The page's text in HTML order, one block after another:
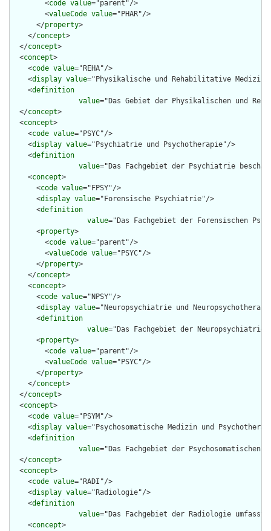
        <
code value="parent"/>
        <
valueCode value="PHAR"/>
      </
property>
    </
concept>
  </
concept>
  <
concept>
    <
code value="REHA"/>
    <
display value="Physikalische und Rehabilitative
    <
definition
value="Das Gebiet der Physikalischen und
  </
concept>
  <
concept>
    <
code value="PSYC"/>
    <
display value="Psychiatrie und Psychotherapie"/>
    <
definition
value="Das Fachgebiet der Psychiatrie
    <
concept>
      <
code value="FPSY"/>
      <
display value="Forensische Psychiatrie"/>
      <
definition
value="Das Fachgebiet der Forensischen
      <
property>
        <
code value="parent"/>
        <
valueCode value="PSYC"/>
      </
property>
    </
concept>
    <
concept>
      <
code value="NPSY"/>
      <
display value="Neuropsychiatrie und
      <
definition
value="Das Fachgebiet der
      <
property>
        <
code value="parent"/>
        <
valueCode value="PSYC"/>
      </
property>
    </
concept>
  </
concept>
  <
concept>
    <
code value="PSYM"/>
    <
display value="Psychosomatische Medizin und
    <
definition
value="Das Fachgebiet der
  </
concept>
  <
concept>
    <
code value="RADI"/>
    <
display value="Radiologie"/>
    <
definition
value="Das Fachgebiet der Radiologie
    <
concept>